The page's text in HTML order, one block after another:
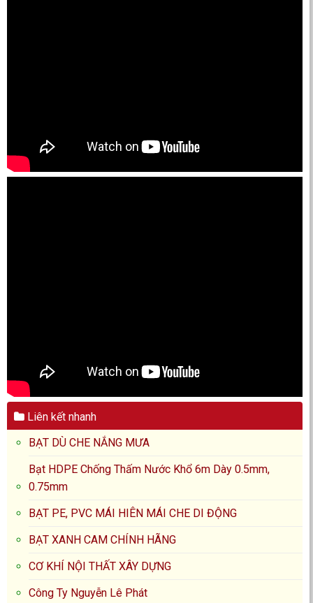
Liên kết nhanh
BẠT DÙ CHE NẮNG MƯA
Bạt HDPE Chống Thấm Nước Khổ 6m Dày 0.5mm,
0.75mm
BẠT PE, PVC MÁI HIÊN MÁI CHE DI ĐỘNG
BẠT XANH CAM CHÍNH HÃNG
CƠ KHÍ NỘI THẤT XÂY DỰNG
Công Ty Nguyễn Lê Phát